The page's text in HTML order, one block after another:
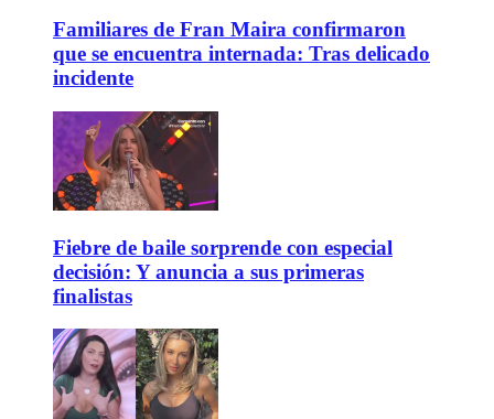
Familiares de Fran Maira confirmaron
que se encuentra internada: Tras delicado
incidente
Fiebre de baile sorprende con especial
decisión: Y anuncia a sus primeras
finalistas